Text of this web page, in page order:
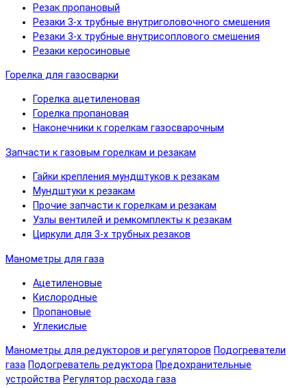
Резак пропановый
Резаки 3-х трубные внутриголовочного смешения
Резаки 3-х трубные внутрисоплового смешения
Резаки керосиновые
Горелка для газосварки
Горелка ацетиленовая
Горелка пропановая
Наконечники к горелкам газосварочным
Запчасти к газовым горелкам и резакам
Гайки крепления мундштуков к резакам
Мундштуки к резакам
Прочие запчасти к горелкам и резакам
Узлы вентилей и ремкомплекты к резакам
Циркули для 3-х трубных резаков
Манометры для газа
Ацетиленовые
Кислородные
Пропановые
Углекислые
Манометры для редукторов и регуляторов Подогреватели
газа Подогреватель редуктора Предохранительные
устройства Регулятор расхода газа